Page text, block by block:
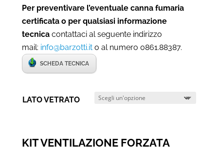
Per preventivare l’eventuale canna fumaria
certificata o per qualsiasi informazione
tecnicacontattaci al seguente indirizzo
mail: info@barzotti.ito al numero 0861.88387.
SCHEDA TECNICA
LATO VETRATO
KIT VENTILAZIONE FORZATA